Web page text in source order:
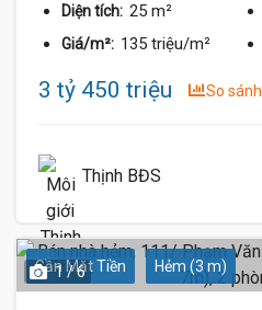
Diện tích: 25 m²
Giá/m²: 135 triệu/m²
3 tỷ 450 triệu So sánh
Thịnh BĐS
Gần Mặt Tiền Hẻm (3 m)
1 / 6